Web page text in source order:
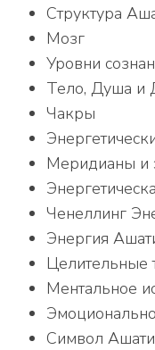
Структура
Мозг
Уровни
Тело, Душа и
Чакры
Меридианы и
Ченеллинг
Энергия
Целительные
Ментальное
Символ